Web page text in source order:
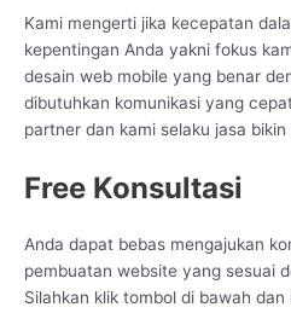
Kami mengerti jika kecepatan
kepentingan Anda yakni fokus
desain web mobile yang benar
dibutuhkan komunikasi yang
partner dan kami selaku jasa
Free Konsultasi
Anda dapat bebas mengajukan
pembuatan website yang sesuai
Silahkan klik tombol di bawah